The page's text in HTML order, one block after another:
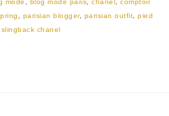
mode blog mode paris chanel
comptoir
parisian blogger, parisian outfit ,pied
slingback chanel